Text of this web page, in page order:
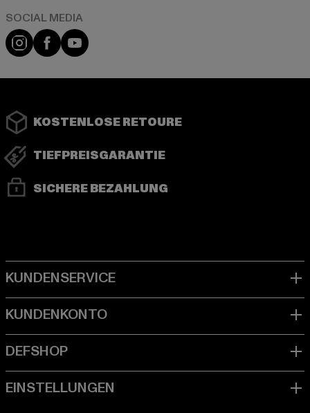
Instagram
FacebookYouTube
KOSTENLOSE RETOURE
TIEFPREISGARANTIE
SICHERE BEZAHLUNG